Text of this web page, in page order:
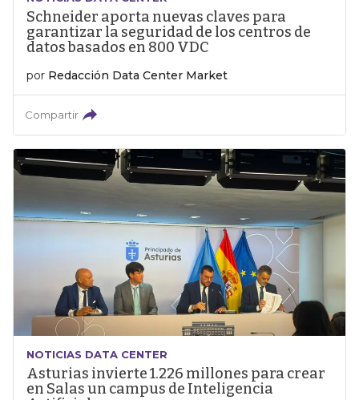
Schneider aporta nuevas claves para
garantizar la seguridad de los centros de
datos basados en 800 VDC
por Redacción Data Center Market
Compartir
NOTICIAS DATA CENTER
Asturias invierte 1.226 millones para crear
en Salas un campus de Inteligencia